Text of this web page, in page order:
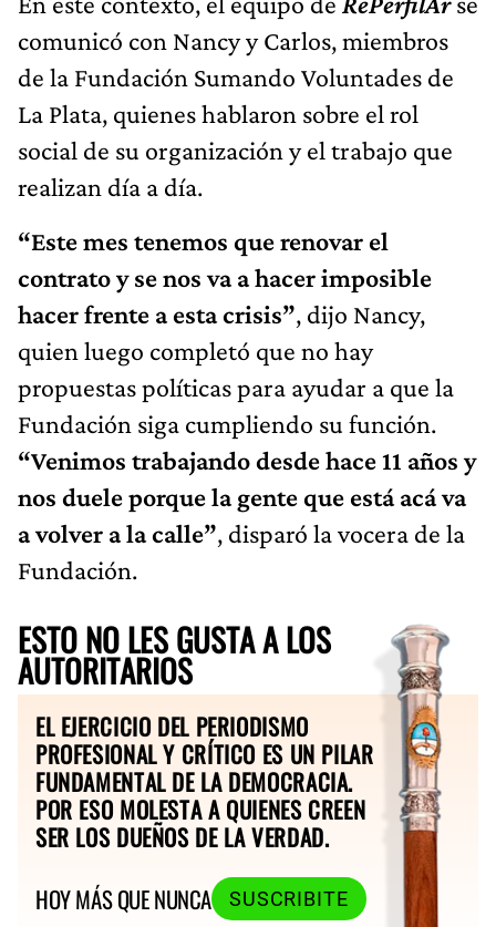
comunicó con Nancy y Carlos, miembros
de la Fundación Sumando Voluntades de
La Plata, quienes hablaron sobre el rol
social de su organización y el trabajo que
realizan día a día.
“Este mes tenemos que renovar el
contrato y se nos va a hacer imposible
hacer frente a esta crisis”, dijo Nancy,
quien luego completó que no hay
propuestas políticas para ayudar a que la
Fundación siga cumpliendo su función.
“Venimos trabajando desde hace 11 años y
nos duele porque la gente que está acá va
a volver a la calle”, disparó la vocera de la
Fundación.
ESTO NO LES GUSTA A LOS
AUTORITARIOS
EL EJERCICIO DEL PERIODISMO
PROFESIONAL Y CRÍTICO ES UN PILAR
FUNDAMENTAL DE LA DEMOCRACIA.
POR ESO MOLESTA A QUIENES CREEN
SER LOS DUEÑOS DE LA VERDAD.
HOY MÁS QUE NUNCA
SUSCRIBITE